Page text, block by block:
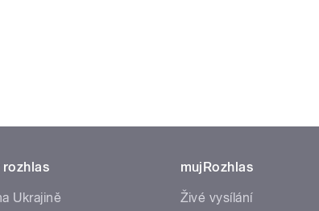
rozhlas
Ukrajině
mujRozhlas
Živé vysílání